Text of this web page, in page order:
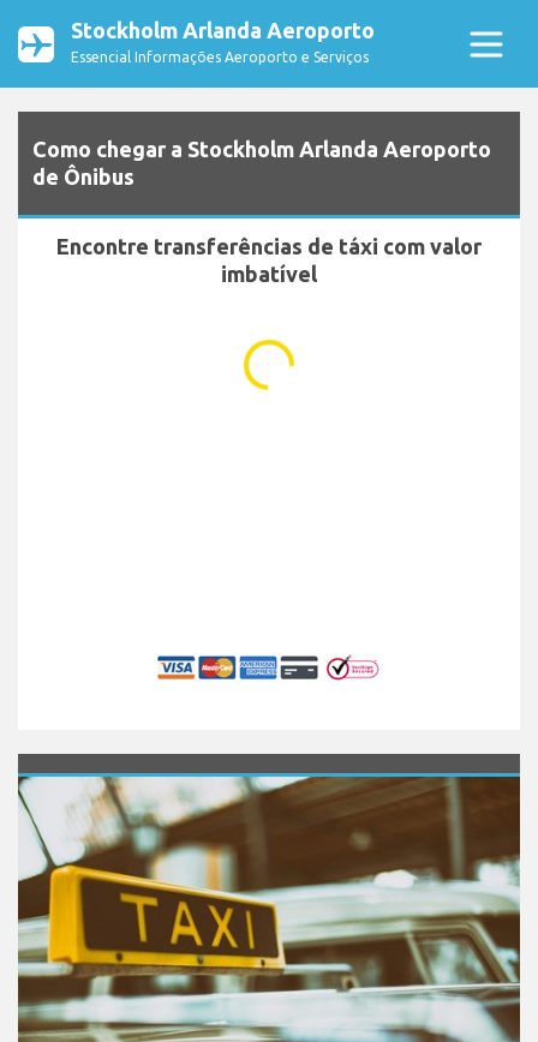
Stockholm Arlanda Aeroporto
Essencial Informações Aeroporto e Serviços
Como chegar a Stockholm Arlanda Aeroporto
de Ônibus
Encontre transferências de táxi com valor
imbatível